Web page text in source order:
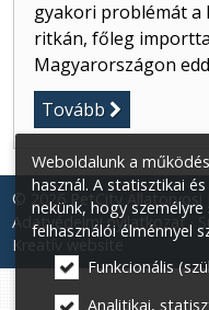
gyakori problémát a
ritkán, főleg
Magyarországon
Tovább
© 2026 PetCity Állatorvosi
Adatvédelmi nyilatkozat
Kreatív website
Weboldalunk a
használ. A statisztikai
nekünk, hogy
felhasználói élménnyel
Funkcionális
Analitikai,